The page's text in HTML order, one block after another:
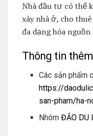
Nhà đầu tư có thể
xây nhà ở, cho
đa dạng hóa
Thông tin thêm
Các sản phẩm
https://
san-pham/ha-
NhómĐẢO DU